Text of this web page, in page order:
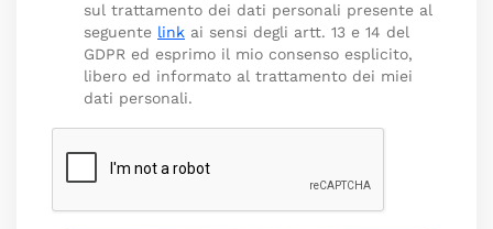
sul trattamento dei dati personali presente al
seguente link ai sensi degli artt. 13 e 14 del
GDPR ed esprimo il mio consenso esplicito,
libero ed informato al trattamento dei miei
dati personali.